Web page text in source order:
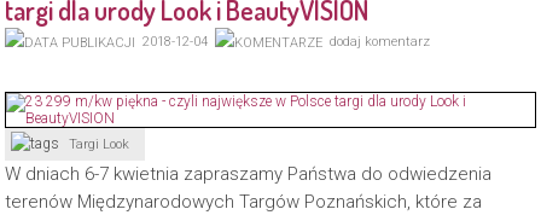
targi dla urody Look i BeautyVISION
2018-12-04 dodaj komentarz
Targi Look
W dniach 6-7 kwietnia zapraszamy Państwa do odwiedzenia
terenów Międzynarodowych Targów Poznańskich, które za